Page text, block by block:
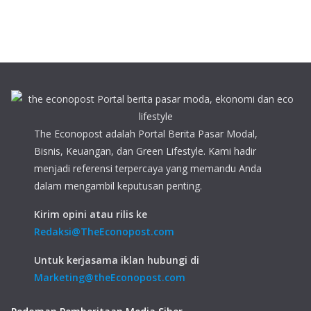
The Econopost adalah Portal Berita Pasar Modal,
Bisnis, Keuangan, dan Green Lifestyle. Kami hadir
menjadi referensi terpercaya yang memandu Anda
dalam mengambil keputusan penting.
Kirim opini atau rilis ke
Redaksi@TheEconopost.com
Untuk kerjasama iklan hubungi di
Marketing@theEconopost.com